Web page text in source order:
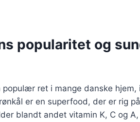
popularitet og
populær ret i mange danske
er en superfood, der er rig
blandt andet vitamin K, C og